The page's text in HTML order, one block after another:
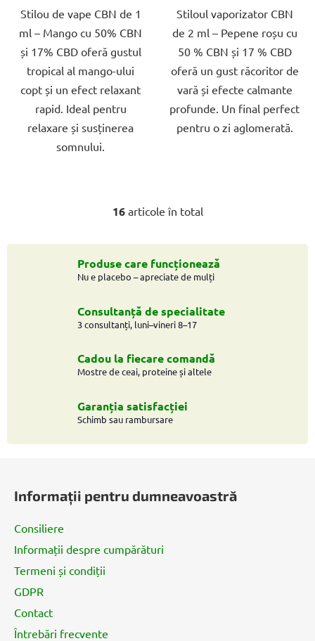
5
stele.
Stilou de vape CBN de 1
ml – Mango cu 50% CBN
și 17% CBD oferă gustul
tropical al mango-ului
copt și un efect relaxant
rapid. Ideal pentru
relaxare și susținerea
somnului.
5
stele.
Stiloul vaporizator CBN
de 2 ml – Pepene roșu cu
50 % CBN și 17 % CBD
oferă un gust răcoritor de
vară și efecte calmante
profunde. Un final perfect
pentru o zi aglomerată.
C
n
t
r
l
u
l
i
t
ă
i
r
16articole în total
Produse care funcționează
Nu e placebo – apreciate de mulți
Consultanță de specialitate
3 consultanți, luni–vineri 8–17
Cadou la fiecare comandă
Mostre de ceai, proteine și altele
Garanția satisfacției
Schimb sau rambursare
Informații pentru dumneavoastră
Consiliere
Informații despre cumpărături
Termeni și condiții
GDPR
Contact
Întrebări frecvente